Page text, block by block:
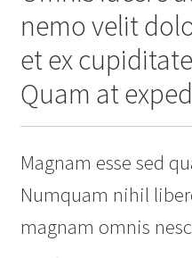
nemo velit
et ex
Quam at
Magnam esse sed
Numquam nihil
magnam omnis